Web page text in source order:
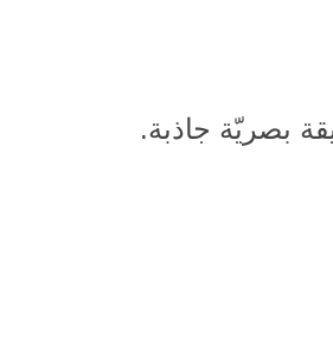
بصريّة جاذبة.